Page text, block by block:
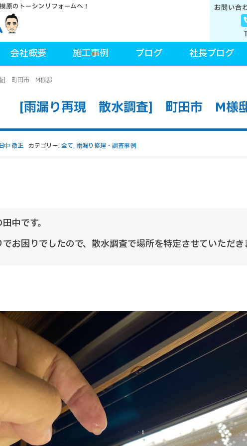
原のトーシンリフォームへ！ お問い合
会社概要 施工事例 ブログ 社長ブログ
] 町田市 M様邸
[雨漏り再現 散水調査] 町田市 M様
中 徹正 カテゴリー:全て, 雨漏り修理・調査事例
中です。
お困りでしたので、散水調査で場所を特定させていただき